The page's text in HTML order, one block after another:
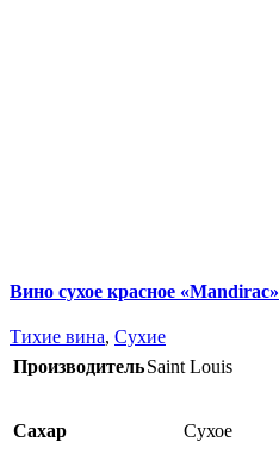
Вино сухое красное «Mandirac»
Тихие вина, Сухие
ПроизводительSaint Louis
Сахар Сухое